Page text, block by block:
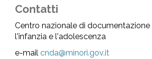
Contatti
Centro nazionale di documentazione
l'infanzia e l'adolescenza
e-mail cnda@minori.gov.it